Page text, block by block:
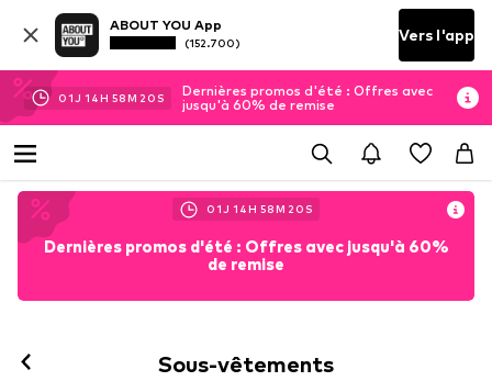
ABOUT YOU App
(152.700) Vers l'app
01J 14H 58M 17 S
Dernières promos d'été : Offres avec
jusqu'à 60% de remise
01J 14H 58M 17 S
Dernières promos d'été : Offres avec jusqu'à 60%
de remise
Sous-vêtements